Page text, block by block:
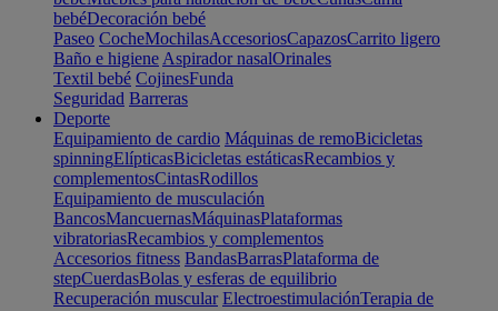
bebéDecoración bebé
Paseo CocheMochilasAccesoriosCapazosCarrito ligero
Baño e higiene Aspirador nasalOrinales
Textil bebé CojinesFunda
Seguridad Barreras
Deporte
Equipamiento de cardio Máquinas de remoBicicletas
spinningElípticasBicicletas estáticasRecambios y
complementosCintasRodillos
Equipamiento de musculación
BancosMancuernasMáquinasPlataformas
vibratoriasRecambios y complementos
Accesorios fitness BandasBarrasPlataforma de
stepCuerdasBolas y esferas de equilibrio
Recuperación muscular ElectroestimulaciónTerapia de